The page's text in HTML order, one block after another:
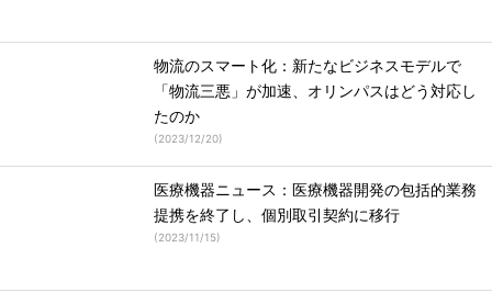
物流のスマート化：新たなビジネスモデルで
「物流三悪」が加速、オリンパスはどう対応し
たのか
(2023/12/20)
医療機器ニュース：医療機器開発の包括的業務
提携を終了し、個別取引契約に移行
(2023/11/15)